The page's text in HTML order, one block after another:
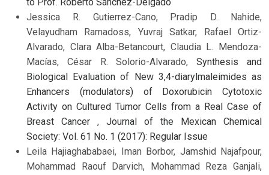
Jessica R. Gutierrez-Cano, Pradip D. Nahide,
Velayudham Ramadoss, Yuvraj Satkar, Rafael Ortiz-
Alvarado, Clara Alba-Betancourt, Claudia L. Mendoza-
Macías, César R. Solorio-Alvarado,Synthesis and
Biological Evaluation of New 3,4-diarylmaleimides as
Enhancers (modulators) of Doxorubicin Cytotoxic
Activity on Cultured Tumor Cells from a Real Case of
Breast Cancer , Journal of the Mexican Chemical
Society: Vol. 61 No. 1 (2017): Regular Issue
Leila Hajiaghababaei, Iman Borbor, Jamshid Najafpour,
Mohammad Raouf Darvich, Mohammad Reza Ganjali,